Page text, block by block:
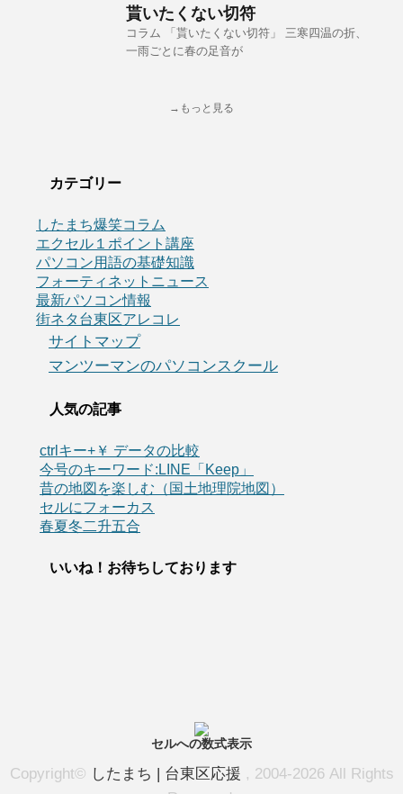
貰いたくない切符
コラム 「貰いたくない切符」 三寒四温の折、
一雨ごとに春の足音が
→もっと見る
カテゴリー
したまち爆笑コラム
エクセル１ポイント講座
パソコン用語の基礎知識
フォーティネットニュース
最新パソコン情報
街ネタ台東区アレコレ
サイトマップ
マンツーマンのパソコンスクール
人気の記事
ctrlキー+￥ データの比較
今号のキーワード:LINE「Keep」
昔の地図を楽しむ（国土地理院地図）
セルにフォーカス
春夏冬二升五合
いいね！お待ちしております
セルへの数式表示
Copyright© したまち | 台東区応援 , 2004-2026 All Rights